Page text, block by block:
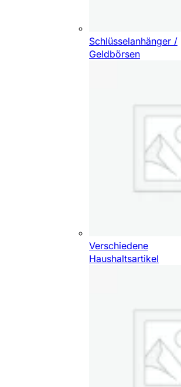
Schlüsselanhänger /
Geldbörsen
Verschiedene
Haushaltsartikel